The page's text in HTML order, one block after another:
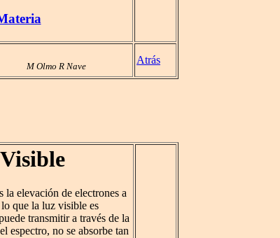
M Olmo R Nave
Atrás
la elevación de electrones a
que la luz visible es
transmitir a través de la
espectro, no se absorbe tan